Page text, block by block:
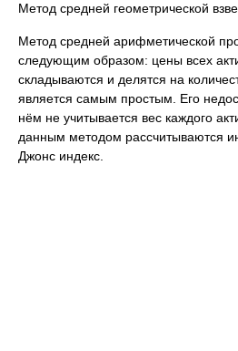
Метод средней геометрической
Метод средней арифметической
следующим образом: цены всех
складываются и делятся на
является самым простым. Его
нём не учитывается вес каждого
данным методом рассчитываются
Джонс индекс.